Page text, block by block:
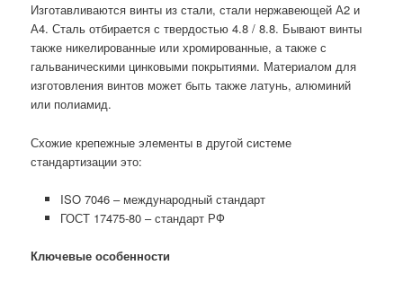
Изготавливаются винты из стали, стали нержавеющей А2 и
А4. Сталь отбирается с твердостью 4.8 / 8.8. Бывают винты
также никелированные или хромированные, а также с
гальваническими цинковыми покрытиями. Материалом для
изготовления винтов может быть также латунь, алюминий
или полиамид.
Схожие крепежные элементы в другой системе
стандартизации это:
ISO 7046 – международный стандарт
ГОСТ 17475-80 – стандарт РФ
Ключевые особенности